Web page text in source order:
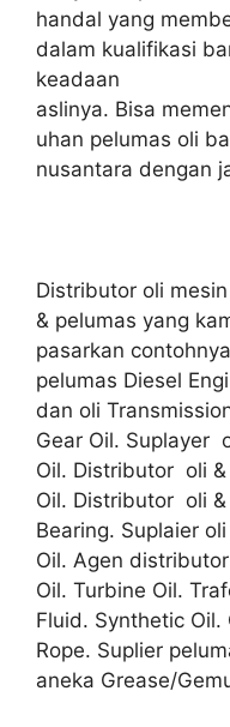
handal yang
dalam kualifikasi
keadaan
aslinya. Bisa
uhan pelumas oli
nusantara dengan
Distributor oli
& pelumas yang
pasarkan
pelumas Diesel
dan oli
Gear Oil. Suplayer
Oil. Distributor oli
Oil. Distributor oli
Bearing. Suplaier
Oil. Agen
Oil. Turbine Oil.
Fluid. Synthetic Oil.
Rope. Suplier
aneka Grease/